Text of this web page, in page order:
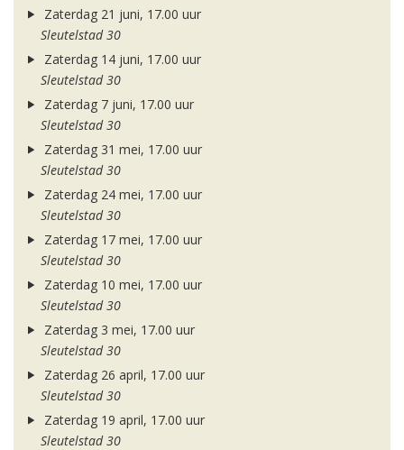
Zaterdag 21 juni, 17.00 uur
Sleutelstad 30
Zaterdag 14 juni, 17.00 uur
Sleutelstad 30
Zaterdag 7 juni, 17.00 uur
Sleutelstad 30
Zaterdag 31 mei, 17.00 uur
Sleutelstad 30
Zaterdag 24 mei, 17.00 uur
Sleutelstad 30
Zaterdag 17 mei, 17.00 uur
Sleutelstad 30
Zaterdag 10 mei, 17.00 uur
Sleutelstad 30
Zaterdag 3 mei, 17.00 uur
Sleutelstad 30
Zaterdag 26 april, 17.00 uur
Sleutelstad 30
Zaterdag 19 april, 17.00 uur
Sleutelstad 30